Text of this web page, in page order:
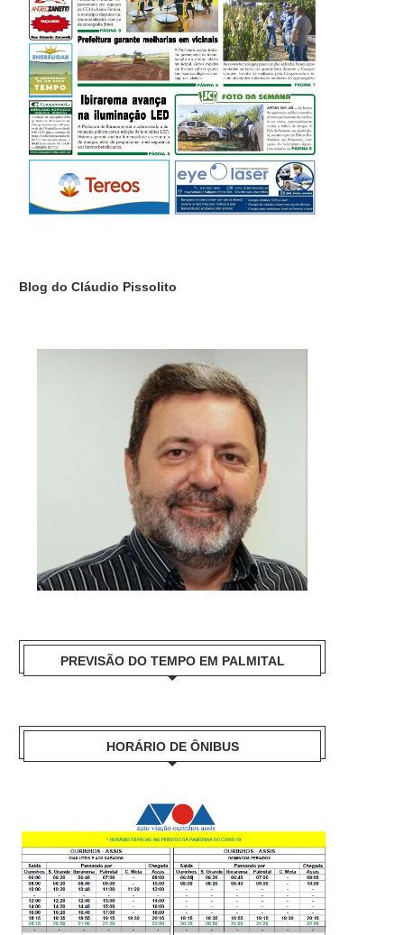
Blog do Cláudio Pissolito
PREVISÃO DO TEMPO EM PALMITAL
HORÁRIO DE ÔNIBUS